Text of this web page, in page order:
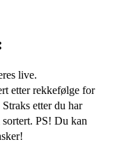
live.
etter rekkefølge for
etter du har
PS! Du kan